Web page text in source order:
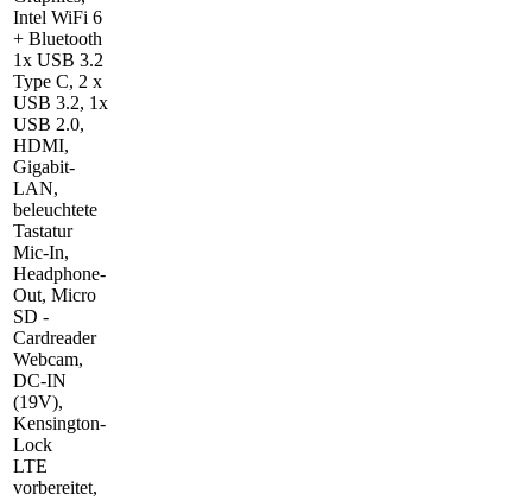
Intel WiFi 6
+ Bluetooth
1x USB 3.2
Type C, 2 x
USB 3.2, 1x
USB 2.0,
HDMI,
Gigabit-
LAN,
beleuchtete
Tastatur
Mic-In,
Headphone-
Out, Micro
SD -
Cardreader
Webcam,
DC-IN
(19V),
Kensington-
Lock
LTE
vorbereitet,